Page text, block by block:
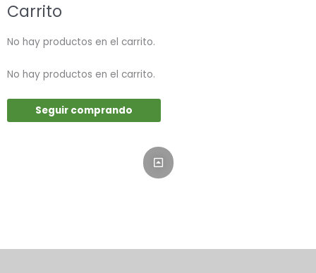
Carrito
No hay productos en el carrito.
No hay productos en el carrito.
Seguir comprando